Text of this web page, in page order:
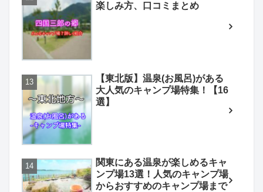
楽しみ方、口コミまとめ
【東北版】温泉(お風呂)がある
大人気のキャンプ場特集！【16
選】
関東にある温泉が楽しめるキャ
ンプ場13選！人気のキャンプ場
からおすすめのキャンプ場まで